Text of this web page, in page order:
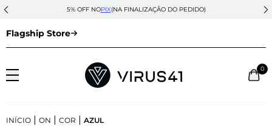
5% OFF NOPIX(NA FINALIZAÇÃO DO PEDIDO)
Flagship Store
0
INÍCIO | ON | COR | AZUL